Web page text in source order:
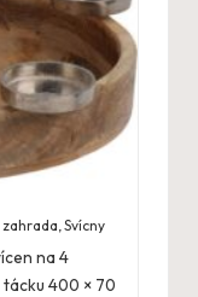
zahrada,Svícny
na 4
400 × 70